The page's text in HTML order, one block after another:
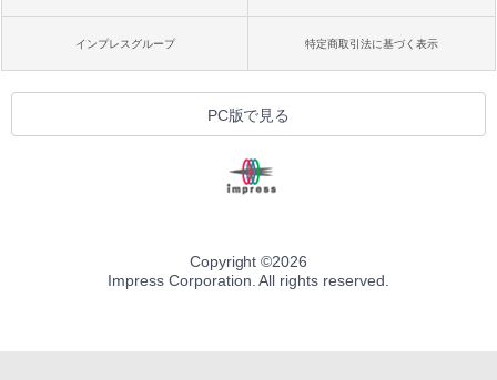
インプレスグループ 特定商取引法に基づく表示
PC版で見る
Copyright ©2026
Impress Corporation. All rights reserved.